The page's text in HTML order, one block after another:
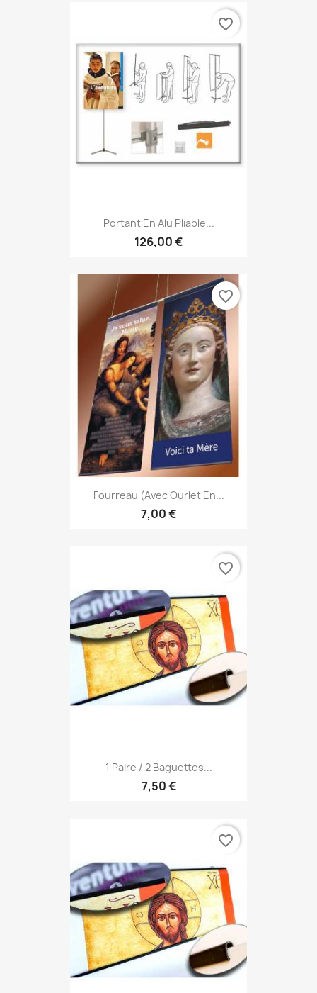
Portant En Alu Pliable...
126,00 €
favorite_border
Fourreau (avec Ourlet En...
7,00 €
favorite_border
1 Paire / 2 Baguettes...
7,50 €
favorite_border
favorite_border